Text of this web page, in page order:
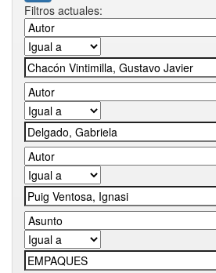
Filtros actuales: